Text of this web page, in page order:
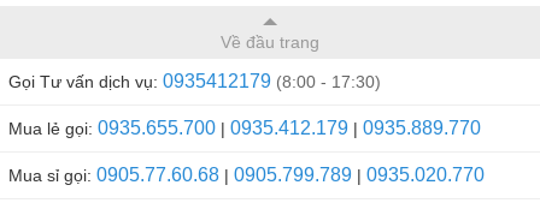
Về đầu trang
Gọi Tư vấn dịch vụ: 0935412179 (8:00 - 17:30)
Mua lẻ gọi: 0935.655.700 | 0935.412.179 | 0935.889.770
Mua sỉ gọi: 0905.77.60.68 | 0905.799.789 | 0935.020.770